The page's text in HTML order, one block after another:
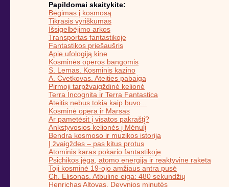
Papildomai skaitykite:
Bėgimas į kosmosą
Tikrasis vyriškumas
Išsigelbėjimo arkos
Transportas fantastikoje
Fantastikos priešaušris
Apie ufologiją kine
Kosminės operos bangomis
S. Lemas. Kosminis kazino
A. Cvetkovas. Ateities pabaiga
Pirmoji tarpžvaigždinė kelionė
Terra Incognita ir Terra Fantastica
Ateitis nebus tokia kaip buvo...
Kosminė opera ir Marsas
Ar pametėsit į visatos pakraštį?
Ankstyvosios kelionės į Mėnulį
Bendra kosmoso ir muzikos istorija
Į žvaigždes – pas kitus protus
Atominis karas pokario fantastikoje
Psichikos jėga, atomo energija ir reaktyvine raketa
Toji kosminė 19-ojo amžiaus antra pusė
Ch. Elisonas. Atbuline eiga: 480 sekundžių
Henrichas Altovas. Devynios minutės